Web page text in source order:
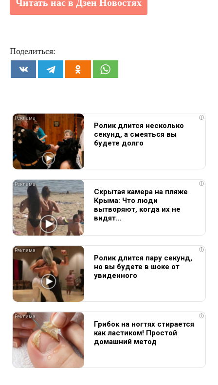
Читать нас в Дзен Новостях
Поделиться:
i
Ролик длится несколько
секунд, а смеяться вы
будете долго
i
Скрытая камера на пляже
Крыма: Что люди
вытворяют, когда их не
видят...
i
Ролик длится пару секунд,
но вы будете в шоке от
увиденного
i
Грибок на ногтях стирается
как ластиком! Простой
домашний метод